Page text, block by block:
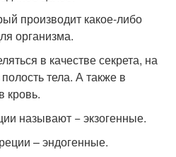
производит какое-либо
организма.
в качестве секрета, на
тела. А также в
кровь.
называют − экзогенные.
– эндогенные.